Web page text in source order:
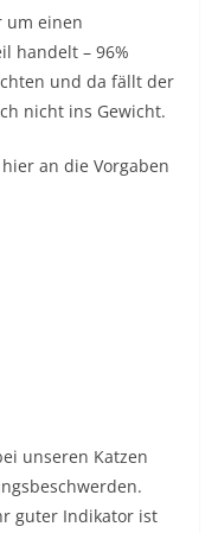
um einen
handelt – 96%
und da fällt der
nicht ins Gewicht.
an die Vorgaben
unseren Katzen
guter Indikator ist